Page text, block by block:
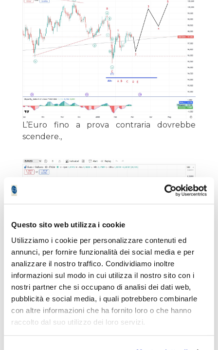
Questo sito web utilizza i cookie
Utilizziamo i cookie per personalizzare contenuti ed
annunci, per fornire funzionalità dei social media e per
analizzare il nostro traffico. Condividiamo inoltre
informazioni sul modo in cui utilizza il nostro sito con i
nostri partner che si occupano di analisi dei dati web,
pubblicità e social media, i quali potrebbero combinarle
con altre informazioni che ha fornito loro o che hanno
raccolto dal suo utilizzo dei loro servizi.
L’Euro fino a prova contraria dovrebbe
scendere.,
Metalli Preziosi
Oro:
L'onda B sull’oro dovrebbe essere conclusa,